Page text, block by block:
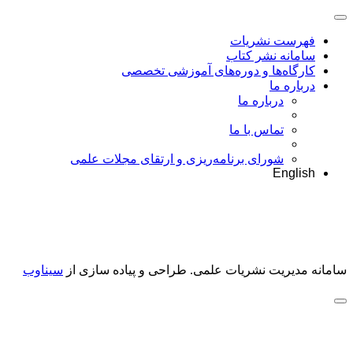
فهرست نشریات
سامانه نشر کتاب
کارگاه‌ها و دوره‌های آموزشی تخصصی
درباره ما
درباره ما
تماس با ما
شورای برنامه‌ریزی و ارتقای مجلات علمی
English
سامانه مدیریت نشریات علمی. طراحی و پیاده سازی از سیناوب